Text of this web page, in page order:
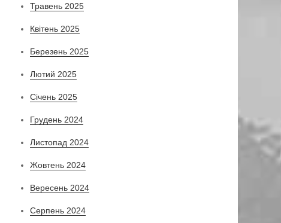
Травень 2025
Квітень 2025
Березень 2025
Лютий 2025
Січень 2025
Грудень 2024
Листопад 2024
Жовтень 2024
Вересень 2024
Серпень 2024